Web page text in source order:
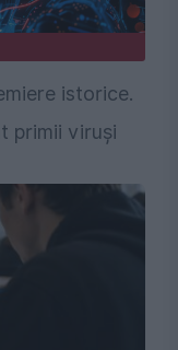
istorice.
primii viruși